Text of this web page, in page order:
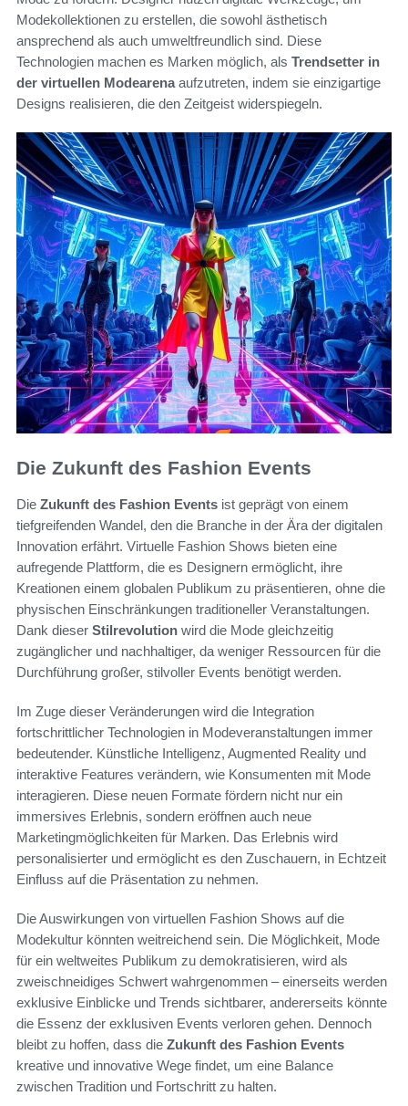
Modekollektionen zu erstellen, die sowohl ästhetisch
ansprechend als auch umweltfreundlich sind. Diese
Technologien machen es Marken möglich, als Trendsetter in
der virtuellen Modearenaaufzutreten, indem sie einzigartige
Designs realisieren, die den Zeitgeist widerspiegeln.
Die Zukunft des Fashion Events
Die Zukunft des Fashion Events ist geprägt von einem
tiefgreifenden Wandel, den die Branche in der Ära der digitalen
Innovation erfährt. Virtuelle Fashion Shows bieten eine
aufregende Plattform, die es Designern ermöglicht, ihre
Kreationen einem globalen Publikum zu präsentieren, ohne die
physischen Einschränkungen traditioneller Veranstaltungen.
Dank dieser Stilrevolution wird die Mode gleichzeitig
zugänglicher und nachhaltiger, da weniger Ressourcen für die
Durchführung großer, stilvoller Events benötigt werden.
Im Zuge dieser Veränderungen wird die Integration
fortschrittlicher Technologien in Modeveranstaltungen immer
bedeutender. Künstliche Intelligenz, Augmented Reality und
interaktive Features verändern, wie Konsumenten mit Mode
interagieren. Diese neuen Formate fördern nicht nur ein
immersives Erlebnis, sondern eröffnen auch neue
Marketingmöglichkeiten für Marken. Das Erlebnis wird
personalisierter und ermöglicht es den Zuschauern, in Echtzeit
Einfluss auf die Präsentation zu nehmen.
Die Auswirkungen von virtuellen Fashion Shows auf die
Modekultur könnten weitreichend sein. Die Möglichkeit, Mode
für ein weltweites Publikum zu demokratisieren, wird als
zweischneidiges Schwert wahrgenommen – einerseits werden
exklusive Einblicke und Trends sichtbarer, andererseits könnte
die Essenz der exklusiven Events verloren gehen. Dennoch
bleibt zu hoffen, dass die Zukunft des Fashion Events
kreative und innovative Wege findet, um eine Balance
zwischen Tradition und Fortschritt zu halten.